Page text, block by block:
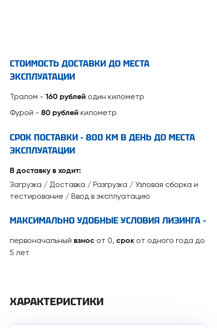
СТОИМОСТЬ ДОСТАВКИ ДО МЕСТА
ЭКСПЛУАТАЦИИ
Тралом - 160 рублей один километр
Фурой - 80 рублей километр
СРОК ПОСТАВКИ - 800 КМ В ДЕНЬ ДО МЕСТА
ЭКСПЛУАТАЦИИ
В доставку в ходит:
Загрузка / Доставка / Разгрузка / Узловая сборка и
тестирование / Ввод в эксплуатацию
МАКСИМАЛЬНО УДОБНЫЕ УСЛОВИЯ ЛИЗИНГА -
первоначальный взнос от 0, срок от одного года до
5 лет
ХАРАКТЕРИСТИКИ